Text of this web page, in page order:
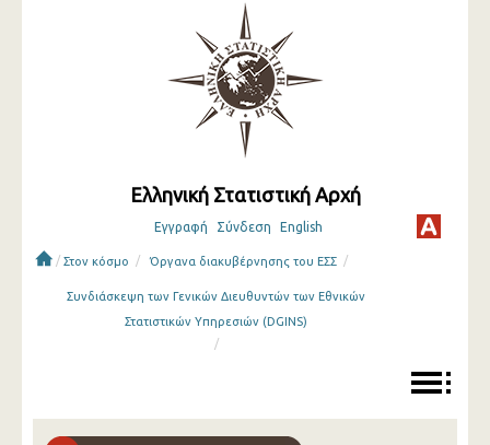
Ελληνική Στατιστική Αρχή
Εγγραφή Σύνδεση English
/ Στον κόσμο / Όργανα διακυβέρνησης του ΕΣΣ /
Συνδιάσκεψη των Γενικών Διευθυντών των Εθνικών
Στατιστικών Υπηρεσιών (DGINS)
/